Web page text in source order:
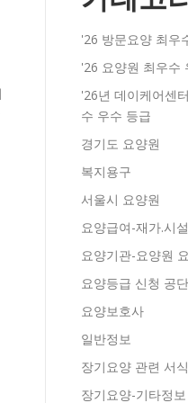
'26 방문요양 최우
'26 요양원 최우수
'26년 데이케어센
수 우수 등급
경기도 요양원
복지용구
서울시 요양원
요양급여-재가.시설
요양기관-요양원
요양등급 신청 공
요양보호사
일반정보
장기요양 관련 서
장기요양-기타정보